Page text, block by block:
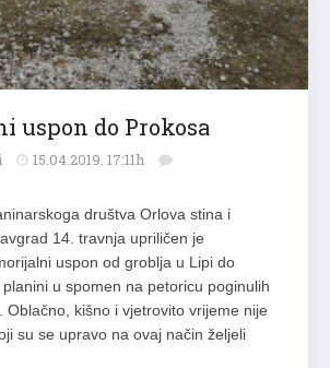
uspon do Prokosa
15.04.2019. 17:11h
društva Orlova stina i
14. travnja upriličen je
uspon od groblja u Lipi do
u spomen na petoricu poginulih
Oblačno, kišno i vjetrovito vrijeme nije
su se upravo na ovaj način željeli